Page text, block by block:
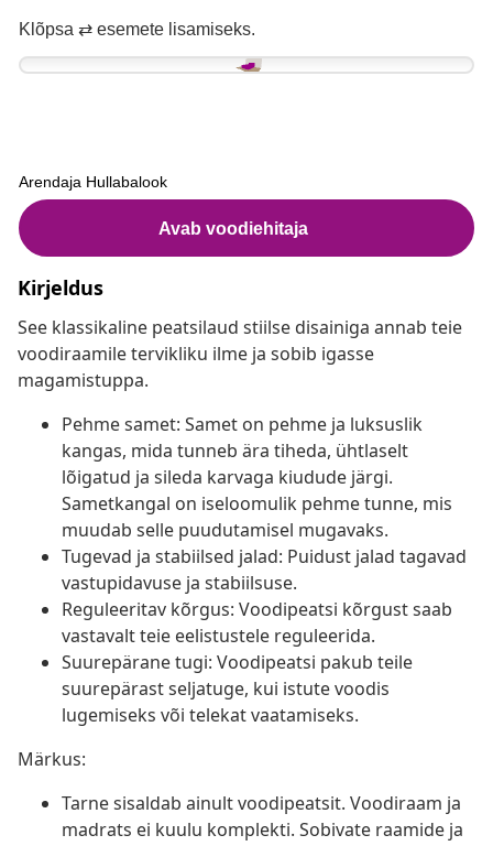
Kirjeldus
See klassikaline peatsilaud stiilse disainiga annab teie
voodiraamile tervikliku ilme ja sobib igasse
magamistuppa.
Pehme samet: Samet on pehme ja luksuslik
kangas, mida tunneb ära tiheda, ühtlaselt
lõigatud ja sileda karvaga kiudude järgi.
Sametkangal on iseloomulik pehme tunne, mis
muudab selle puudutamisel mugavaks.
Tugevad ja stabiilsed jalad: Puidust jalad tagavad
vastupidavuse ja stabiilsuse.
Reguleeritav kõrgus: Voodipeatsi kõrgust saab
vastavalt teie eelistustele reguleerida.
Suurepärane tugi: Voodipeatsi pakub teile
suurepärast seljatuge, kui istute voodis
lugemiseks või telekat vaatamiseks.
Märkus:
Tarne sisaldab ainult voodipeatsit. Voodiraam ja
madrats ei kuulu komplekti. Sobivate raamide ja